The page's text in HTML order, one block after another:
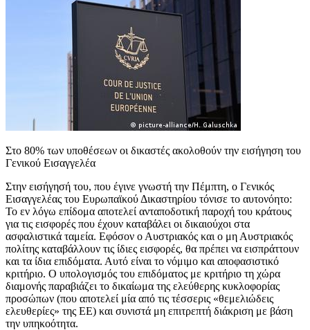
Στο 80% των υποθέσεων οι δικαστές ακολοθούν την εισήγηση του
Γενικού Εισαγγελέα
Στην εισήγησή του, που έγινε γνωστή την Πέμπτη, ο Γενικός
Εισαγγελέας του Ευρωπαϊκού Δικαστηρίου τόνισε το αυτονόητο:
Το εν λόγω επίδομα αποτελεί ανταποδοτική παροχή του κράτους
για τις εισφορές που έχουν καταβάλει οι δικαιούχοι στα
ασφαλιστικά ταμεία. Εφόσον ο Αυστριακός και ο μη Αυστριακός
πολίτης καταβάλλουν τις ίδιες εισφορές, θα πρέπει να εισπράττουν
και τα ίδια επιδόματα. Αυτό είναι το νόμιμο και αποφασιστικό
κριτήριο. Ο υπολογισμός του επιδόματος με κριτήριο τη χώρα
διαμονής παραβιάζει το δικαίωμα της ελεύθερης κυκλοφορίας
προσώπων (που αποτελεί μία από τις τέσσερις «θεμελιώδεις
ελευθερίες» της ΕΕ) και συνιστά μη επιτρεπτή διάκριση με βάση
την υπηκοότητα.